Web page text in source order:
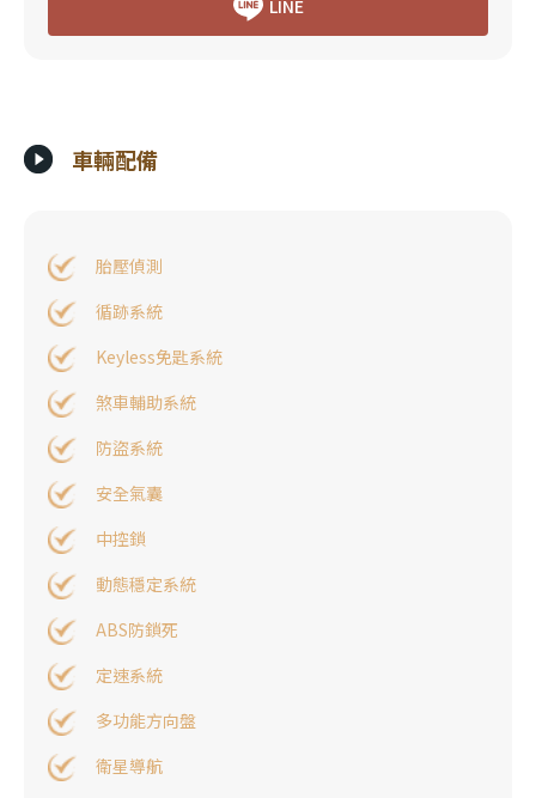
LINE
車輛配備
胎壓偵測
循跡系統
Keyless免匙系統
煞車輔助系統
防盜系統
安全氣囊
中控鎖
動態穩定系統
ABS防鎖死
定速系統
多功能方向盤
衛星導航